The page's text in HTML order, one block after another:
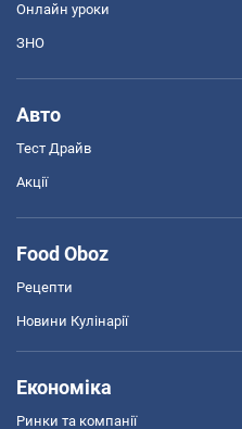
Онлайн уроки
ЗНО
Авто
Тест Драйв
Акції
Food Oboz
Рецепти
Новини Кулінарії
Економіка
Ринки та компанії